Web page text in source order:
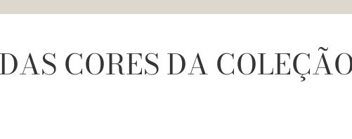
CORES DA